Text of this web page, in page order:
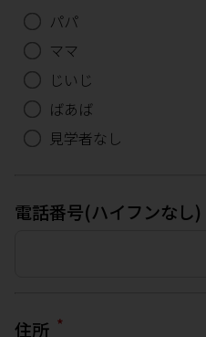
パパ
ママ
じいじ
ばあば
見学者なし
電話番号(ハイフンなし)
住所 *